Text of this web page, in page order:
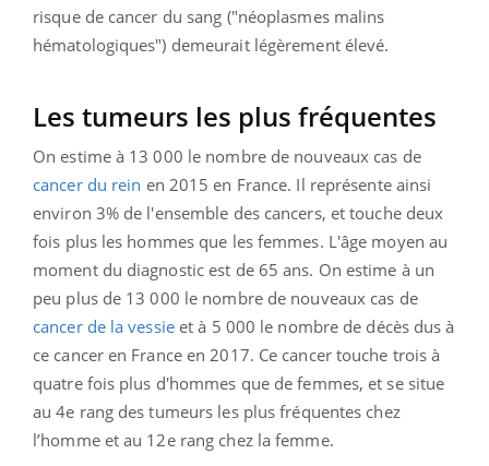
risque de cancer du sang ("néoplasmes malins
hématologiques") demeurait légèrement élevé.
Les tumeurs les plus fréquentes
On estime à 13 000 le nombre de nouveaux cas de
cancer du rein en 2015 en France. Il représente ainsi
environ 3% de l'ensemble des cancers, et touche deux
fois plus les hommes que les femmes. L'âge moyen au
moment du diagnostic est de 65 ans. On estime à un
peu plus de 13 000 le nombre de nouveaux cas de
cancer de la vessieet à 5 000 le nombre de décès dus à
ce cancer en France en 2017. Ce cancer touche trois à
quatre fois plus d'hommes que de femmes, et se situe
au 4e rang des tumeurs les plus fréquentes chez
l’homme et au 12e rang chez la femme.